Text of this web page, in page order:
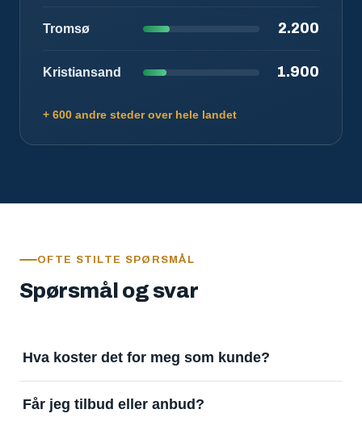
Tromsø 2.200
Kristiansand 1.900
+ 600 andre steder over hele landet
OFTE STILTE SPØRSMÅL
Spørsmål og svar
Hva koster det for meg som kunde?
å motta svar. Tjenesten finansieres av
Får jeg tilbud eller anbud?